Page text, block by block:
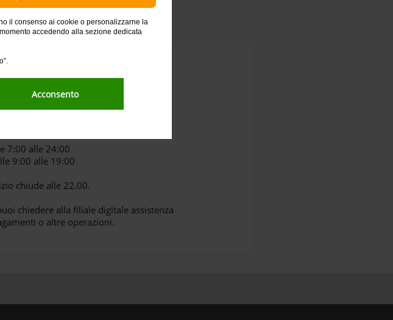
il consenso ai cookie o personalizzarne la
accedendo alla sezione dedicata
Acconsento
noi
VERDE
dall'Italia
a pagamento
7:00 alle 24:00
9:00 alle 19:00
chiude alle 22.00.
chiedere alla filiale digitale assistenza
o altre operazioni.